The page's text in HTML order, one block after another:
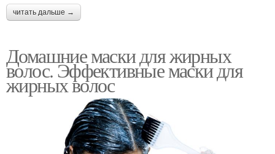
читать дальше →
Домашние маски для жирных
волос. Эффективные маски для
жирных волос